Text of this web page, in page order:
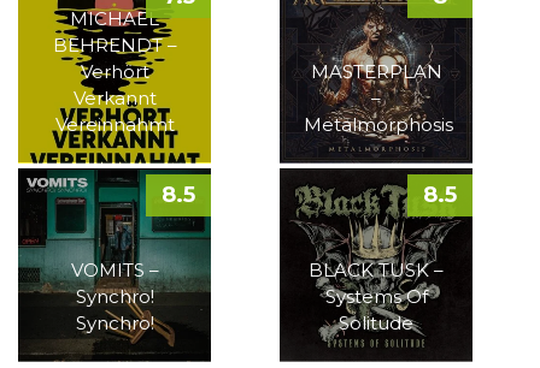
MICHAEL
BEHRENDT –
Verhört
Verkannt
Vereinnahmt
MASTERPLAN
–
Metalmorphosis
VOMITS –
Synchro!
Synchro!
8.5
BLACK TUSK –
Systems Of
Solitude
8.5